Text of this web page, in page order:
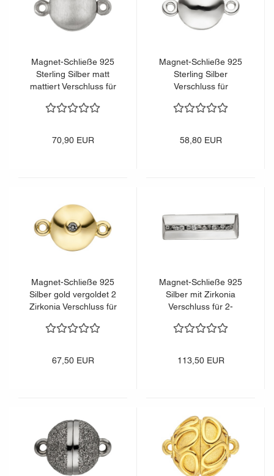
Magnet-Schließe 925
Sterling Silber matt
mattiert Verschluss für
70,90 EUR
Magnet-Schließe 925
Sterling Silber
Verschluss für
58,80 EUR
Magnet-Schließe 925
Silber gold vergoldet 2
Zirkonia Verschluss für
67,50 EUR
Magnet-Schließe 925
Silber mit Zirkonia
Verschluss für 2-
113,50 EUR